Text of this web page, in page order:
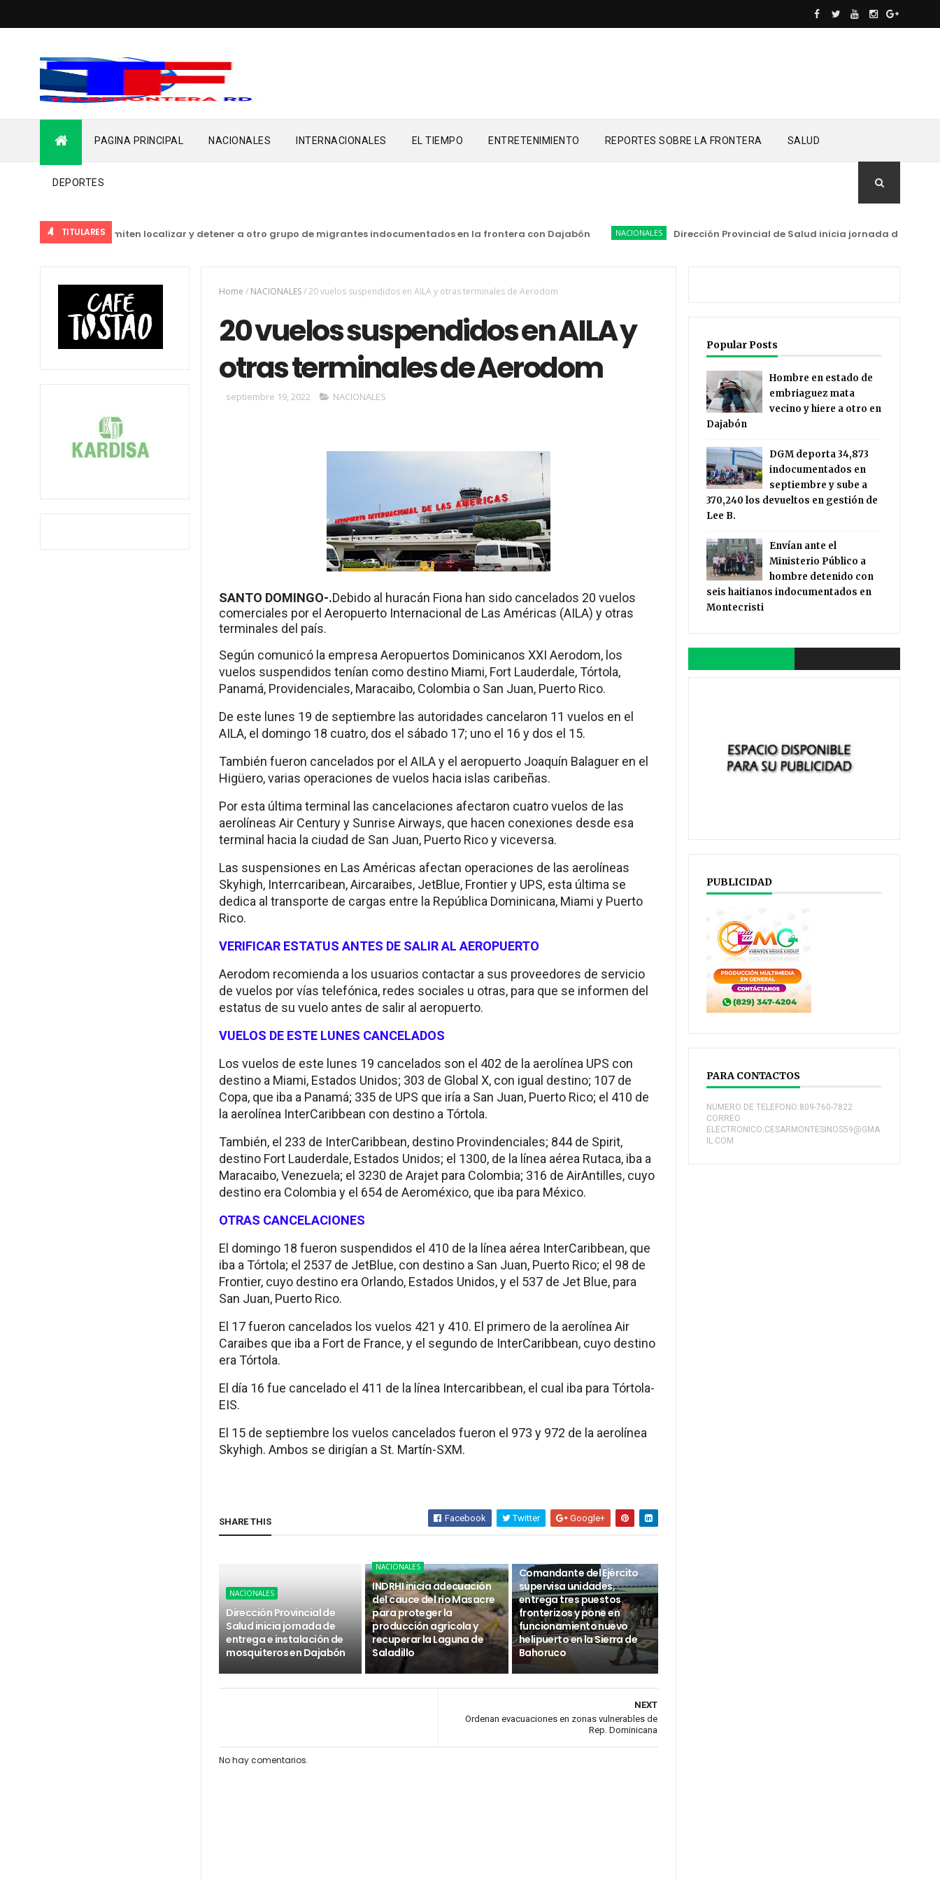
PAGINA PRINCIPAL NACIONALES INTERNACIONALES EL TIEMPO ENTRETENIMIENTO REPORTES SOBRE LA FRONTERA SALUD
DEPORTES
TITULARES
del Ejército permiten localizar y detener a otro grupo de migrantes indocumentados en la frontera con Dajabón NACIONALES Dirección Provincial de Salud inicia jornada de entrega e
Home / NACIONALES/20 vuelos suspendidos en AILA y otras terminales de Aerodom
20 vuelos suspendidos en AILA y
otras terminales de Aerodom
septiembre 19, 2022 NACIONALES
SANTO DOMINGO-.Debido al huracán Fiona han sido cancelados 20 vuelos
comerciales por el Aeropuerto Internacional de Las Américas (AILA) y otras
terminales del país.
Según comunicó la empresa Aeropuertos Dominicanos XXI Aerodom, los
vuelos suspendidos tenían como destino Miami, Fort Lauderdale, Tórtola,
Panamá, Providenciales, Maracaibo, Colombia o San Juan, Puerto Rico.
De este lunes 19 de septiembre las autoridades cancelaron 11 vuelos en el
AILA, el domingo 18 cuatro, dos el sábado 17; uno el 16 y dos el 15.
También fueron cancelados por el AILA y el aeropuerto Joaquín Balaguer en el
Higüero, varias operaciones de vuelos hacia islas caribeñas.
Por esta última terminal las cancelaciones afectaron cuatro vuelos de las
aerolíneas Air Century y Sunrise Airways, que hacen conexiones desde esa
terminal hacia la ciudad de San Juan, Puerto Rico y viceversa.
Las suspensiones en Las Américas afectan operaciones de las aerolíneas
Skyhigh, Interrcaribean, Aircaraibes, JetBlue, Frontier y UPS, esta última se
dedica al transporte de cargas entre la República Dominicana, Miami y Puerto
Rico.
VERIFICAR ESTATUS ANTES DE SALIR AL AEROPUERTO
Aerodom recomienda a los usuarios contactar a sus proveedores de servicio
de vuelos por vías telefónica, redes sociales u otras, para que se informen del
estatus de su vuelo antes de salir al aeropuerto.
VUELOS DE ESTE LUNES CANCELADOS
Los vuelos de este lunes 19 cancelados son el 402 de la aerolínea UPS con
destino a Miami, Estados Unidos; 303 de Global X, con igual destino; 107 de
Copa, que iba a Panamá; 335 de UPS que iría a San Juan, Puerto Rico; el 410 de
la aerolínea InterCaribbean con destino a Tórtola.
También, el 233 de InterCaribbean, destino Provindenciales; 844 de Spirit,
destino Fort Lauderdale, Estados Unidos; el 1300, de la línea aérea Rutaca, iba a
Maracaibo, Venezuela; el 3230 de Arajet para Colombia; 316 de AirAntilles, cuyo
destino era Colombia y el 654 de Aeroméxico, que iba para México.
OTRAS CANCELACIONES
El domingo 18 fueron suspendidos el 410 de la línea aérea InterCaribbean, que
iba a Tórtola; el 2537 de JetBlue, con destino a San Juan, Puerto Rico; el 98 de
Frontier, cuyo destino era Orlando, Estados Unidos, y el 537 de Jet Blue, para
San Juan, Puerto Rico.
El 17 fueron cancelados los vuelos 421 y 410. El primero de la aerolínea Air
Caraibes que iba a Fort de France, y el segundo de InterCaribbean, cuyo destino
era Tórtola.
El día 16 fue cancelado el 411 de la línea Intercaribbean, el cual iba para Tórtola-
EIS.
El 15 de septiembre los vuelos cancelados fueron el 973 y 972 de la aerolínea
Skyhigh. Ambos se dirigían a St. Martín-SXM.
SHARE THIS Facebook Twitter Google+
NACIONALES
Dirección Provincial de
Salud inicia jornada de
entrega e instalación de
mosquiteros en Dajabón
NACIONALES
INDRHI inicia adecuación
del cauce del río Masacre
para proteger la
producción agrícola y
recuperar la Laguna de
Saladillo
Comandante del Ejército
supervisa unidades,
entrega tres puestos
fronterizos y pone en
funcionamiento nuevo
helipuerto en la Sierra de
Bahoruco
NEXT
Ordenan evacuaciones en zonas vulnerables de
Rep. Dominicana
No hay comentarios.
Popular Posts
Hombre en estado de
embriaguez mata
vecino y hiere a otro en
Dajabón
DGM deporta 34,873
indocumentados en
septiembre y sube a
370,240 los devueltos en gestión de
Lee B.
Envían ante el
Ministerio Público a
hombre detenido con
seis haitianos indocumentados en
Montecristi
PUBLICIDAD
PARA CONTACTOS
NUMERO DE TELEFONO:809-760-7822
CORREO
ELECTRONICO:CESARMONTESINOS59@GMA
IL.COM